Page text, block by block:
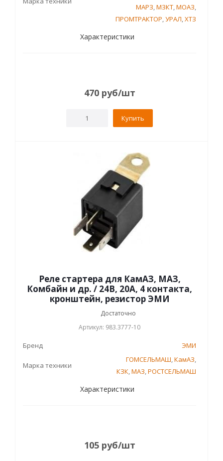
МАРЗ,МЗКТ,МОАЗ,
ПРОМТРАКТОР,УРАЛ,ХТЗ
Характеристики
470 руб/шт
Купить
Реле стартера для КамАЗ, МАЗ,
Комбайн и др. / 24В, 20А, 4 контакта,
кронштейн, резистор ЭМИ
Достаточно
Артикул: 983.3777-10
Бренд ЭМИ
Марка техники
ГОМСЕЛЬМАШ,КамАЗ,
КЗК,МАЗ,РОСТСЕЛЬМАШ
Характеристики
105 руб/шт